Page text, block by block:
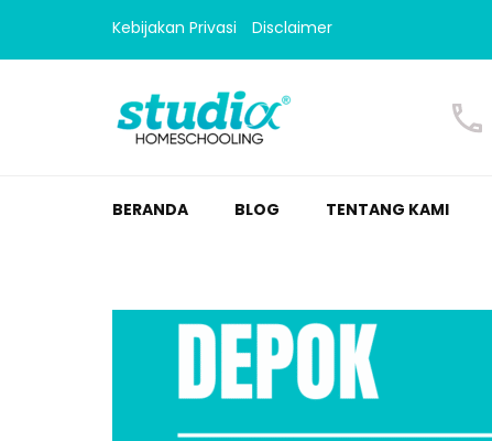
Kebijakan Privasi Disclaimer
BERANDA BLOG TENTANG KAMI